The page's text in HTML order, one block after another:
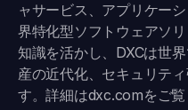
ャサービス、アプリケー
界特化型ソフトウェアソ
知識を活かし、DXCは世
産の近代化、セキュリテ
す。詳細はdxc.comをご覧